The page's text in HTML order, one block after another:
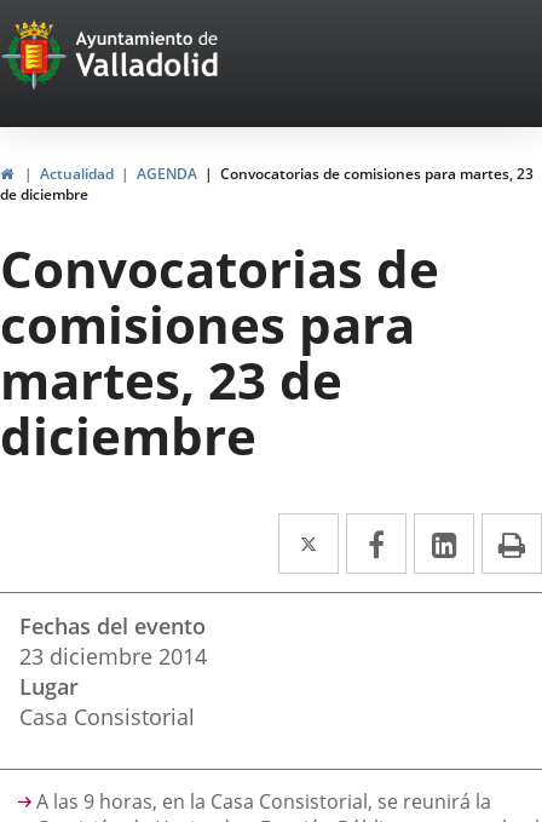
Portal
Web
del
Ayuntamiento
de
Valladolid
HomeActualidad AGENDA
Convocatorias de comisiones para martes, 23
de diciembre
Convocatorias de
comisiones para
martes, 23 de
diciembre
Twitter
Enlace
a
Facebook
Enlace
a
Enlace
a
del
evento
Fechas del evento
23 diciembre 2014
Lugar
Casa Consistorial
Descripción
A las 9 horas, en la Casa Consistorial, se reunirá la